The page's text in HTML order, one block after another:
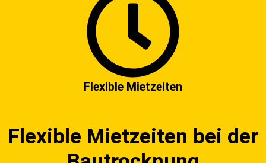
Flexible Mietzeiten
Flexible Mietzeiten bei der